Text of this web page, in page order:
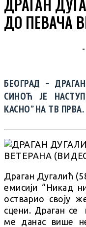
ДО ПЕВАЧА
БЕОГРАД –
СИНОЋ ЈЕ
КАСНО” НА ТВ ПРВА.
Драган Дугалић
емисији “Никад
остварио своју
сцени. Драган се
ме данас више